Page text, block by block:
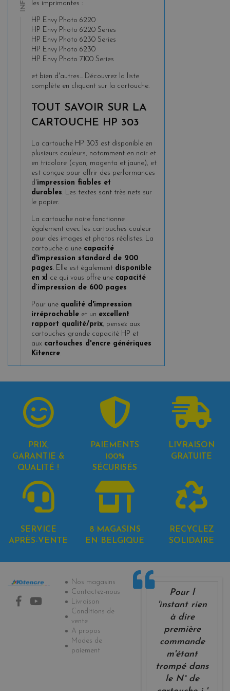
les imprimantes :
HP Envy Photo 6220
HP Envy Photo 6220 Series
HP Envy Photo 6230 Series
HP Envy Photo 6230
HP Envy Photo 7100 Series
et bien d'autres... Découvrez la liste
complète en cliquant sur la cartouche.
TOUT SAVOIR SUR LA
CARTOUCHE HP 303
La cartouche HP 303 est disponible en
plusieurs couleurs, notamment en noir et
en tricolore (cyan, magenta et jaune), et
est conçue pour offrir des performances
d'impression fiables et
durables. Les textes sont très nets sur
le papier.
La cartouche noire fonctionne
également avec les cartouches couleur
pour des images et photos réalistes. La
cartouche a une capacité
d'impression standard de 200
pages. Elle est également disponible
en xl ce qui vous offre une capacité
d’impression de 600 pages
Pour une qualité d'impression
irréprochable et un excellent
rapport qualité/prix, pensez aux
cartouches grande capacité HP et
aux cartouches d'encre génériques
Kitencre.
PRIX,
GARANTIE &
QUALITÉ !
PAIEMENTS
100%
SÉCURISÉS
LIVRAISON
GRATUITE
SERVICE
APRÈS-VENTE
8 MAGASINS
EN BELGIQUE
RECYCLEZ
SOLIDAIRE
Informations
Nos magasins
Contactez-nous
Livraison
Conditions de
vente
A propos
Modes de
paiement
Pour l
'instant rien
à dire
première
commande
m'étant
trompé dans
le N° de